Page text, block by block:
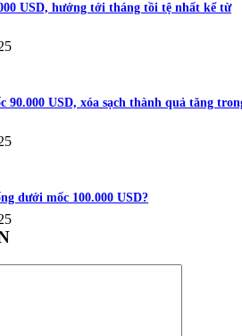
USD, hướng tới tháng tồi tệ nhất kể từ
90.000 USD, xóa sạch thành quả tăng
dưới mốc 100.000 USD?